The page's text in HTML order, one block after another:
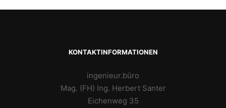
KONTAKTINFORMATIONEN
ingenieur.büro
Mag. (FH) Ing. Herbert Santer
Eichenweg 35